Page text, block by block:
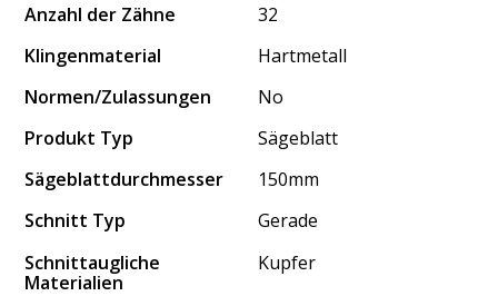
Anzahl der Zähne
32
Klingenmaterial
Hartmetall
Normen/Zulassungen
No
Produkt Typ
Sägeblatt
Sägeblattdurchmesser
150mm
Schnitt Typ
Gerade
Schnittaugliche
Materialien
Kupfer